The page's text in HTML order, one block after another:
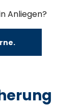
Anliegen?